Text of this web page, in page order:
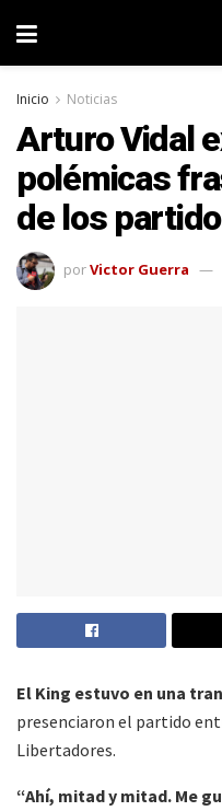
Inicio Noticias
Arturo Vidal
polémicas
de los
porVictor Guerra
El King estuvo en una
presenciaron el partido
Libertadores.
“Ahí, mitad y mitad. Me